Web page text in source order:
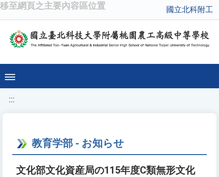
移至網頁之主要內容區位置 國立北科附工
:::
教育学部 - お知らせ
文化部文化資産局の115年度C類無形文化